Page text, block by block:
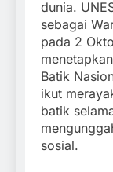
dunia.
sebagai
pada 2
Batik
ikut
batik
sosial.